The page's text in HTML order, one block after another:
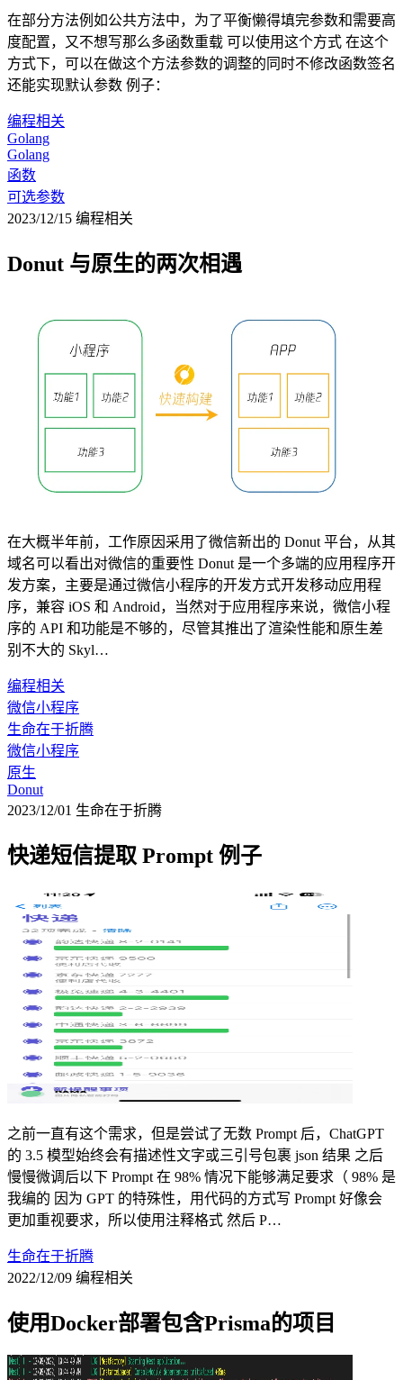
在部分方法例如公共方法中，为了平衡懒得填完参数和需要高
度配置，又不想写那么多函数重载 可以使用这个方式 在这个
方式下，可以在做这个方法参数的调整的同时不修改函数签名
还能实现默认参数 例子：
编程相关
Golang
Golang
函数
可选参数
2023/12/15 编程相关
Donut 与原生的两次相遇
在大概半年前，工作原因采用了微信新出的 Donut 平台，从其
域名可以看出对微信的重要性 Donut 是一个多端的应用程序开
发方案，主要是通过微信小程序的开发方式开发移动应用程
序，兼容 iOS 和 Android，当然对于应用程序来说，微信小程
序的 API 和功能是不够的，尽管其推出了渲染性能和原生差
别不大的 Skyl…
编程相关
微信小程序
生命在于折腾
微信小程序
原生
Donut
2023/12/01 生命在于折腾
快递短信提取 Prompt 例子
之前一直有这个需求，但是尝试了无数 Prompt 后，ChatGPT
的 3.5 模型始终会有描述性文字或三引号包裹 json 结果 之后
慢慢微调后以下 Prompt 在 98% 情况下能够满足要求（ 98% 是
我编的 因为 GPT 的特殊性，用代码的方式写 Prompt 好像会
更加重视要求，所以使用注释格式 然后 P…
生命在于折腾
2022/12/09 编程相关
使用Docker部署包含Prisma的项目